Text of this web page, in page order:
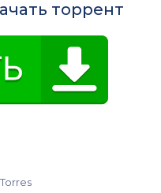
торрент